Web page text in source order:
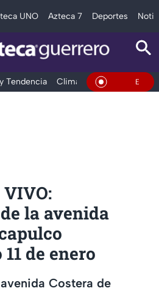
UNO Azteca 7 Deportes
Tendencia Clima Deportes En Vivo
VIVO:
la avenida
de enero
Costera de